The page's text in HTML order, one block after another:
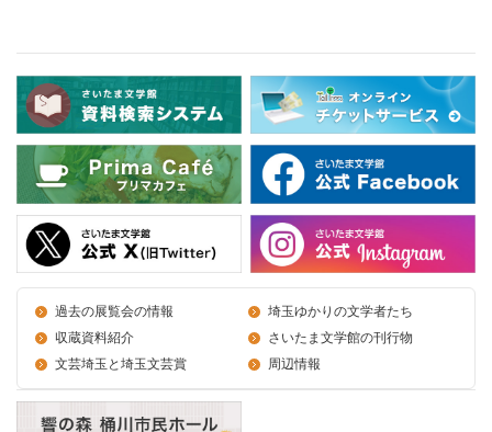
過去の展覧会の情報
埼玉ゆかりの文学者たち
収蔵資料紹介
さいたま文学館の刊行物
文芸埼玉と埼玉文芸賞
周辺情報